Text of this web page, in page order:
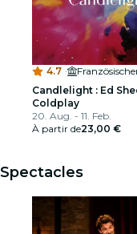
4.7 ·
Candlelight : Ed
Coldplay
20. Aug. - 11. Feb.
À partir de23,00 €
Spectacles